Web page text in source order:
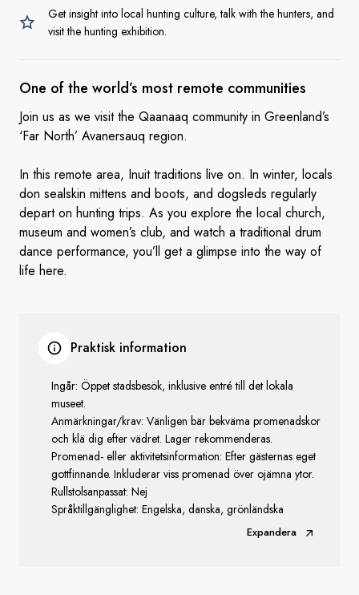
Get insight into local hunting culture, talk with the hunters, and
visit the hunting exhibition.
One of the world’s most remote communities
Join us as we visit the Qaanaaq community in Greenland’s
‘Far North’ Avanersauq region.
In this remote area, Inuit traditions live on. In winter, locals
don sealskin mittens and boots, and dogsleds regularly
depart on hunting trips. As you explore the local church,
museum and women’s club, and watch a traditional drum
dance performance, you’ll get a glimpse into the way of
life here.
Praktisk information
Ingår: Öppet stadsbesök, inklusive entré till det lokala
museet.
Anmärkningar/krav: Vänligen bär bekväma promenadskor
och klä dig efter vädret. Lager rekommenderas.
Promenad- eller aktivitetsinformation: Efter gästernas eget
gottfinnande. Inkluderar viss promenad över ojämna ytor.
Rullstolsanpassat: Nej
Språktillgänglighet: Engelska, danska, grönländska
Expandera